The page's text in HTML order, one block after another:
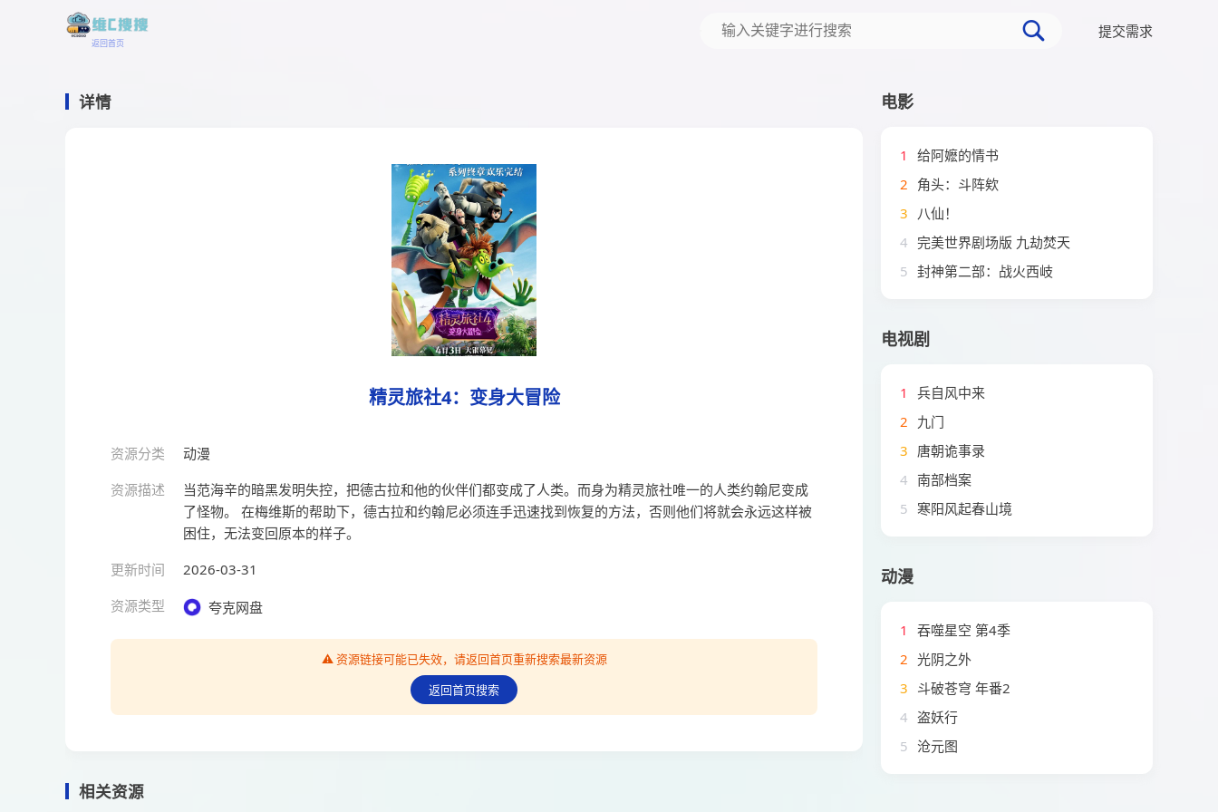
返回首页
提交需求
详情
精灵旅社4：变身大冒险
资源分类
动漫
资源描述
当范海辛的暗黑发明失控，把德古拉和他的伙伴们都变成了人类。而身为精灵旅社唯一的人类约翰尼变成
了怪物。 在梅维斯的帮助下，德古拉和约翰尼必须连手迅速找到恢复的方法，否则他们将就会永远这样被
困住，无法变回原本的样子。
更新时间
2026-03-31
资源类型
夸克网盘
⚠️ 资源链接可能已失效，请返回首页重新搜索最新资源
返回首页搜索
相关资源
电影
1
给阿嬷的情书
2 角头：斗阵欸
3 八仙！
4 完美世界剧场版 九劫焚天
5 封神第二部：战火西岐
电视剧
1
兵自风中来
2 九门
3 唐朝诡事录
4 南部档案
5 寒阳风起春山境
动漫
1
吞噬星空 第4季
2 光阴之外
3 斗破苍穹 年番2
4 盗妖行
5 沧元图